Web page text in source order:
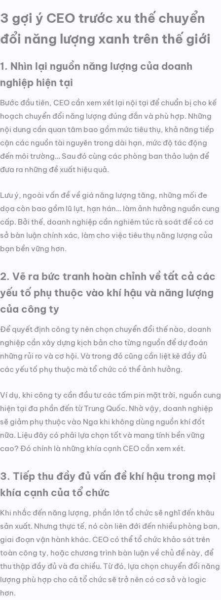
3 gợi ý CEO trước xu thế chuyển
đổi năng lượng xanh trên thế giới
1. Nhìn lại nguồn năng lượng của doanh
nghiệp hiện tại
Bước đầu tiên, CEO cần xem xét lại nội tại để chuẩn bị cho kế
hoạch chuyển đổi năng lượng đúng đắn và phù hợp. Những
nội dung cần quan tâm bao gồm mức tiêu thụ, khả năng tiếp
cận các nguồn tài nguyên trong dài hạn, mức độ tác động
đến môi trường… Sau đó cùng các phòng ban thảo luận để
đưa ra những đề xuất hiệu quả.
Lưu ý, ngoài vấn đề về giá năng lượng tăng, những mối đe
dọa còn bao gồm lũ lụt, hạn hán… làm ảnh hưởng nguồn cung
cấp. Bởi thế, doanh nghiệp cần nghiêm túc rà soát để có cơ
sở bàn luận chính xác, làm cho việc tiêu thụ năng lượng của
bạn bền vững hơn.
2. Vẽ ra bức tranh hoàn chỉnh về tất cả các
yếu tố phụ thuộc vào khí hậu và năng lượng
của công ty
Để quyết định công ty nên chọn chuyển đổi thế nào, doanh
nghiệp cần xây dựng kịch bản cho từng nguồn để dự đoán
những rủi ro và cơ hội. Và trong đó cũng cần liệt kê đầy đủ
các yếu tố phụ thuộc mà tổ chức có thể ảnh hưởng.
Ví dụ, khi công ty cần đầu tư các tấm pin mặt trời, nguồn cung
hiện tại đa phần đến từ Trung Quốc. Nhờ vậy, doanh nghiệp
sẽ giảm phụ thuộc vào Nga khi không dùng nguồn khí đốt
nữa. Liệu đây có phải lựa chọn tốt và mang tính bền vững
cao? Đó chính là những khía cạnh CEO cần xem xét.
3. Tiếp thu đầy đủ vấn đề khí hậu trong mọi
khía cạnh của tổ chức
Khi nhắc đến năng lượng, phần lớn tổ chức sẽ nghĩ đến khâu
sản xuất. Nhưng thực tế, nó còn liên đới đến nhiều phòng ban,
giai đoạn vận hành khác. CEO có thể tổ chức khảo sát trên
toàn công ty, hoặc chương trình bàn luận về chủ đề này, để
thu thập đầy đủ và đa chiều. Từ đó, lựa chọn chuyển đổi năng
lượng phù hợp cho cả tổ chức sẽ trở nên có cơ sở và logic
hơn.